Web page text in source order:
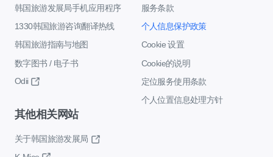
韩国旅游发展局手机应用程序
1330韩国旅游咨询翻译热线
韩国旅游指南与地图
数字图书 / 电子书
Odii
服务条款
个人信息保护政策
Cookie 设置
Cookie的说明
定位服务使用条款
个人位置信息处理方针
其他相关网站
关于韩国旅游发展局